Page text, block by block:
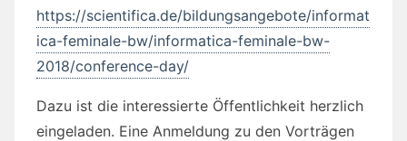
https://scientifica.de/bildungsangebote/informat
ica-feminale-bw/informatica-feminale-bw-
2018/conference-day/
Dazu ist die interessierte Öffentlichkeit herzlich
eingeladen. Eine Anmeldung zu den Vorträgen